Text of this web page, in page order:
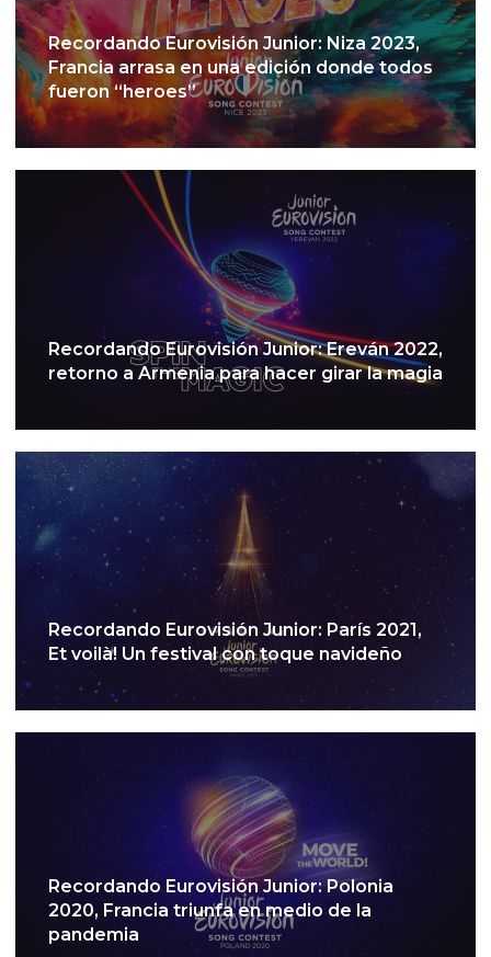
Recordando Eurovisión Junior: Niza 2023,
Francia arrasa en una edición donde todos
fueron “heroes”
Recordando Eurovisión Junior: Ereván 2022,
retorno a Armenia para hacer girar la magia
Recordando Eurovisión Junior: París 2021,
Et voilà! Un festival con toque navideño
Recordando Eurovisión Junior: Polonia
2020, Francia triunfa en medio de la
pandemia